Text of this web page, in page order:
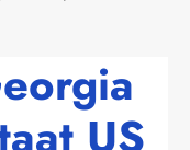
US